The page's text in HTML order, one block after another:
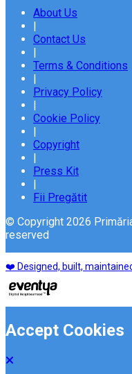
About Us
|
Contact Us
|
Terms & Conditions
|
Privacy Policy
|
Cookie Policy
|
Copyright
|
Press Kit
|
Fii Pregătit
© Copyright 2026
reserved
❤️ Designed, built,
Accept Cookies